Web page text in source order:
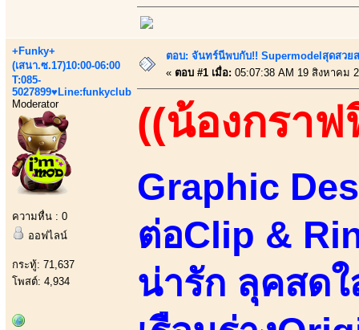
+Funky+
(เสนา.ซ.17)10:00-06:00
T:085-
5027899♥Line:funkyclub
Moderator
ความหื่น : 0
ออฟไลน์
กระทู้: 71,637
โพสต์: 4,934
ตอบ: จันทร์นีพบกับ!! Supermodelสุดสวย
« ตอบ #1 เมื่อ: 05:07:38 AM 19 สิงหาคม
((น้องกรา
Graphic
ต่อClip &
น่ารัก ลุคสดใ